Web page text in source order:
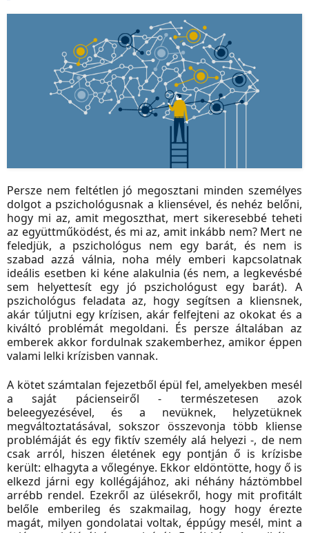
Persze nem feltétlen jó megosztani minden személyes
dolgot a pszichológusnak a kliensével, és nehéz belőni,
hogy mi az, amit megoszthat, mert sikeresebbé teheti
az együttműködést, és mi az, amit inkább nem? Mert ne
feledjük, a pszichológus nem egy barát, és nem is
szabad azzá válnia, noha mély emberi kapcsolatnak
ideális esetben ki kéne alakulnia (és nem, a legkevésbé
sem helyettesít egy jó pszichológust egy barát). A
pszichológus feladata az, hogy segítsen a kliensnek,
akár túljutni egy krízisen, akár felfejteni az okokat és a
kiváltó problémát megoldani. És persze általában az
emberek akkor fordulnak szakemberhez, amikor éppen
valami lelki krízisben vannak.
A kötet számtalan fejezetből épül fel, amelyekben mesél
a saját pácienseiről - természetesen azok
beleegyezésével, és a nevüknek, helyzetüknek
megváltoztatásával, sokszor összevonja több kliense
problémáját és egy fiktív személy alá helyezi -, de nem
csak arról, hiszen életének egy pontján ő is krízisbe
került: elhagyta a vőlegénye. Ekkor eldöntötte, hogy ő is
elkezd járni egy kollégájához, aki néhány háztömbbel
arrébb rendel. Ezekről az ülésekről, hogy mit profitált
belőle emberileg és szakmailag, hogy hogy érezte
magát, milyen gondolatai voltak, éppúgy mesél, mint a